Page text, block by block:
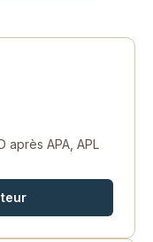
après APA, APL